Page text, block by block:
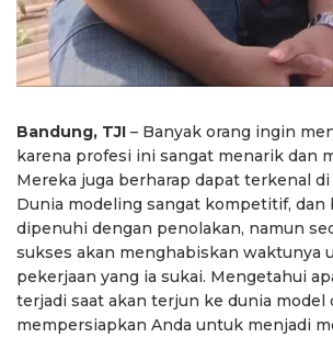
Bandung, TJI – Banyak orang ingin
karena profesi ini sangat menarik dan
Mereka juga berharap dapat terkenal
Dunia modeling sangat kompetitif, dan
dipenuhi dengan penolakan, namun
sukses akan menghabiskan waktunya
pekerjaan yang ia sukai. Mengetahui
terjadi saat akan terjun ke dunia model
mempersiapkan Anda untuk menjadi